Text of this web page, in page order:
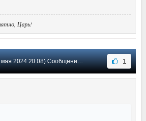
Царь!
2024 20:08) Сообщение #17 1